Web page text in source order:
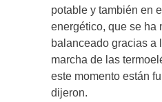
potable y también en
energético, que se ha
balanceado gracias a
marcha de las
este momento están
dijeron.